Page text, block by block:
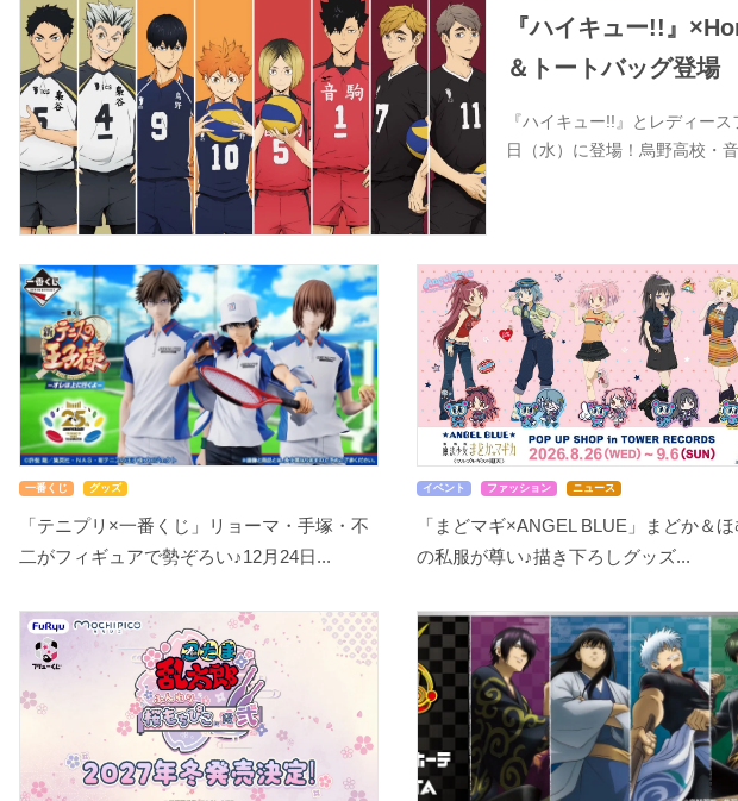
『ハイキュー!!』
＆トートバッグ登場
『ハイキュー!!』とレディー
日（水）に登場！烏野高校・
一番くじ グッズ
「テニプリ×一番くじ」リョーマ・手塚・不
二がフィギュアで勢ぞろい♪12月24日...
イベント ファッション ニュース
「まどマギ×ANGEL BLUE」まどか＆ほ
の私服が尊い♪描き下ろしグッズ...